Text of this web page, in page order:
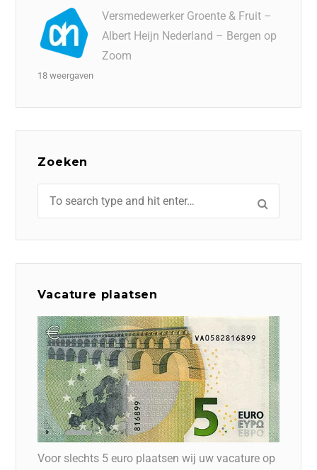
Versmedewerker Groente & Fruit –
Albert Heijn Nederland – Bergen op
Zoom
18 weergaven
Zoeken
Vacature plaatsen
Voor slechts 5 euro plaatsen wij uw vacature op